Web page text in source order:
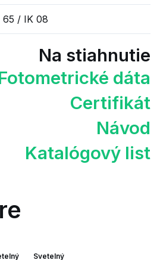
65 / IK 08
Na stiahnutie
dáta
Certifikát
Návod
Katalógový list
Svetelný